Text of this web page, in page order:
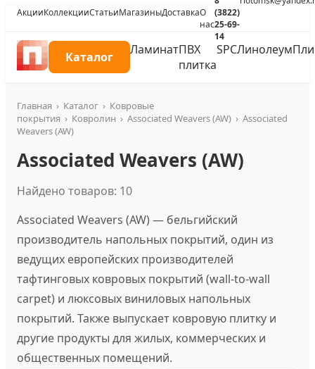
АкцииКоллекцииСтатьиМагазиныДоставкаО
нас
(3822)
25-69-
14
Каталог ЛаминатПВХ
плитка
SPCЛинолеум
Главная › Каталог › Ковровые
покрытия › Ковролин › Associated Weavers (AW) › Associated
Weavers (AW)
Associated Weavers (AW)
Найдено товаров: 10
Associated Weavers (AW) — бельгийский
производитель напольных покрытий, один из
ведущих европейских производителей
тафтинговых ковровых покрытий (wall-to-wall
carpet) и люксовых виниловых напольных
покрытий. Также выпускает ковровую плитку и
другие продукты для жилых, коммерческих и
общественных помещений.